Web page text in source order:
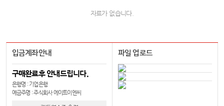
자료가 없습니다.
입금계좌안내
구매완료후 안내드립니다.
은행명 : 기업은행
예금주명 : 주식회사 에이트이엔씨
파일 업로드